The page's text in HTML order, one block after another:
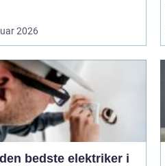
2026
bedste elektriker i